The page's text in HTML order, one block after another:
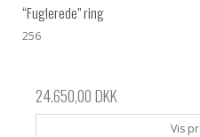
“Fuglerede” ring
256
24.650,00 DKK
Vis